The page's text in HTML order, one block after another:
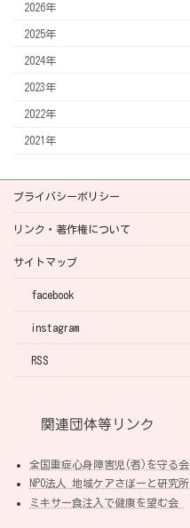
2026年
2025年
2024年
2023年
2022年
2021年
プライバシーポリシー
リンク・著作権について
サイトマップ
facebook
instagram
RSS
関連団体等リンク
全国重症心身障害児(者)を守る会
NPO法人 地域ケアさぽーと研究所
ミキサー食注入で健康を望む会